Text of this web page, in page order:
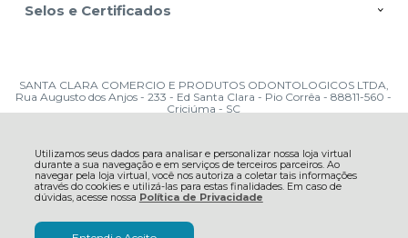
Utilizamos seus dados para analisar e personalizar nossa loja virtual
durante a sua navegação e em serviços de terceiros parceiros. Ao
navegar pela loja virtual, você nos autoriza a coletar tais informações
através do cookies e utilizá-las para estas finalidades. Em caso de
dúvidas, acesse nossa Política de Privacidade
Selos e Certificados
SANTA CLARA COMERCIO E PRODUTOS ODONTOLOGICOS LTDA,
Rua Augusto dos Anjos - 233 - Ed Santa Clara - Pio Corrêa - 88811-560 -
Criciúma - SC